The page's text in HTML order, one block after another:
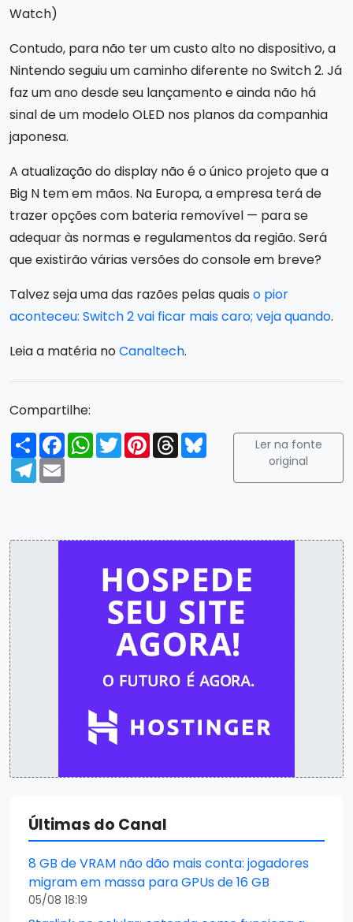
Watch)
Contudo, para não ter um custo alto no dispositivo, a
Nintendo seguiu um caminho diferente no Switch 2. Já
faz um ano desde seu lançamento e ainda não há
sinal de um modelo OLED nos planos da companhia
japonesa.
A atualização do display não é o único projeto que a
Big N tem em mãos. Na Europa, a empresa terá de
trazer opções com bateria removível — para se
adequar às normas e regulamentos da região. Será
que existirão várias versões do console em breve?
Talvez seja uma das razões pelas quais o pior
aconteceu: Switch 2 vai ficar mais caro; veja quando.
Leia a matéria noCanaltech.
Compartilhe:
Compartilhar
FacebookWhatsApp
TwitterPinterest
ThreadsBluesky
Telegram
Email
Ler na fonte
original
Últimas do Canal
8 GB de VRAM não dão mais conta: jogadores
migram em massa para GPUs de 16 GB
05/08 18:19